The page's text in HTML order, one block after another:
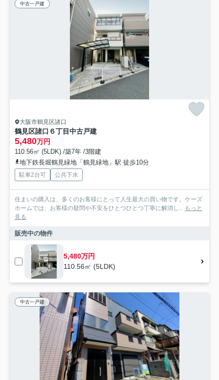
中古一戸建
大阪市鶴見区諸口
鶴見区諸口６丁目中古戸建
5,480万円
110.56㎡ (5LDK) /築7年 /3階建
地下鉄長堀鶴見緑地「鶴見緑地」駅 徒歩10分
駐車2台可 公共下水
住まいの購入は、多くのお客様にとって人生最大の買い物です。ケーズ
ホームでは、お客様の疑問や不安をひとつひとつ丁寧に解消し... もっと
見る
販売中の物件
5,480万円
110.56㎡ (5LDK)
中古一戸建